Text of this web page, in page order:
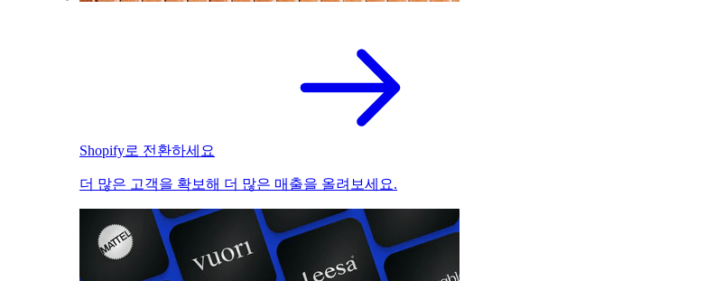
Shopify로 전환하세요
더 많은 고객을 확보해 더 많은 매출을 올려보세요.